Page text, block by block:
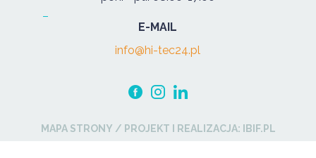
E-MAIL
info@hi-tec24.pl
MAPA STRONY / PROJEKT I REALIZACJA: IBIF.PL